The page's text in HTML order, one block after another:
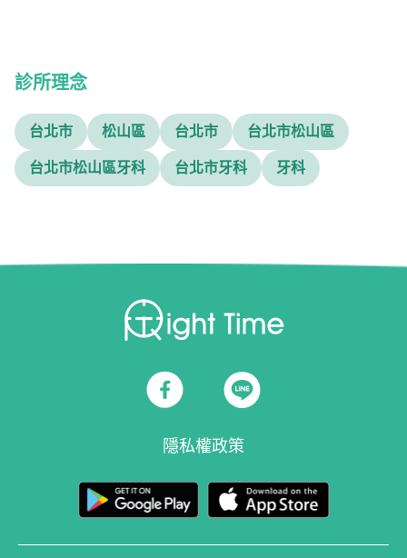
診所理念
台北市 松山區 台北市 台北市松山區
台北市松山區牙科 台北市牙科 牙科
隱私權政策